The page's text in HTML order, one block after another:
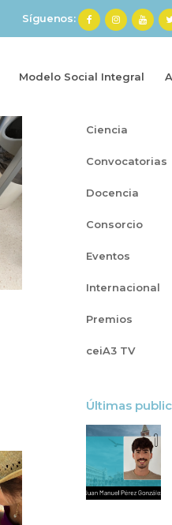
Síguenos:
Modelo Social Integral
Ciencia
Convocatorias
Docencia
Consorcio
Eventos
Internacional
Premios
ceiA3 TV
Últimas